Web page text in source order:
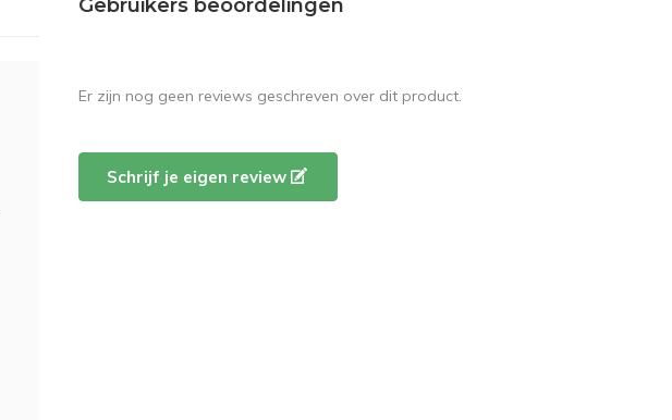
Gebruikers beoordelingen
Er zijn nog geen reviews geschreven over dit product.
Schrijf je eigen review